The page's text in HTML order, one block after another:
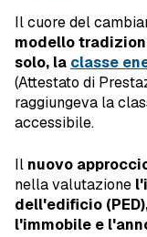
Il cuore del
modello
solo, la classe
(Attestato di
raggiungeva la
accessibile.
Il nuovo
nella valutazione
dell'edificio
l'immobile e